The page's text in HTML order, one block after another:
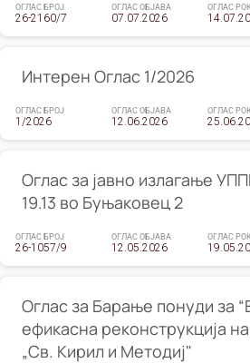
ОГЛАС БРОЈ
26-2160/7
ОГЛАС ОБЈАВА
07.07.2026
ОГЛАС
Интерен Оглас 1/2026
ОГЛАС БРОЈ
1/2026
ОГЛАС ОБЈАВА
12.06.2026
ОГЛАС
Оглас за јавно излагање
19.13 во Буњаковец 2
ОГЛАС БРОЈ
26-1057/9
ОГЛАС ОБЈАВА
12.05.2026
ОГЛАС
Оглас за Барање понуди за
ефикасна реконструкција
„Св. Кирил и Методиј"